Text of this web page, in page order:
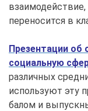
взаимодействие,
переносится в
Презентации об
социальную
различных
используют эту
балом и